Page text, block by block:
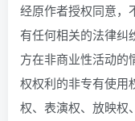
经原作者授权同意，
有任何相关的法律纠
方在非商业性活动的
权权利的非专有使用
权、表演权、放映权